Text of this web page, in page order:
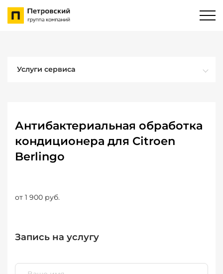
Услуги сервиса
Антибактериальная обработка
кондиционера для Citroen
Berlingo
от 1 900 руб.
Запись на услугу